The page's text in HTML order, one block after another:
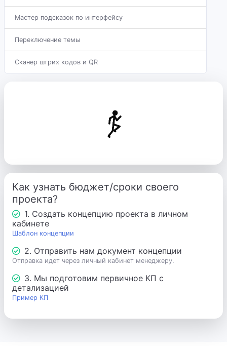
Мастер подсказок по интерфейсу
Переключение темы
Сканер штрих кодов и QR
Как узнать бюджет/сроки своего
проекта?
1. Создать концепцию проекта в личном
кабинете
Шаблон концепции
2. Отправить нам документ концепции
Отправка идет через личный кабинет менеджеру.
3. Мы подготовим первичное КП с
детализацией
Пример КП